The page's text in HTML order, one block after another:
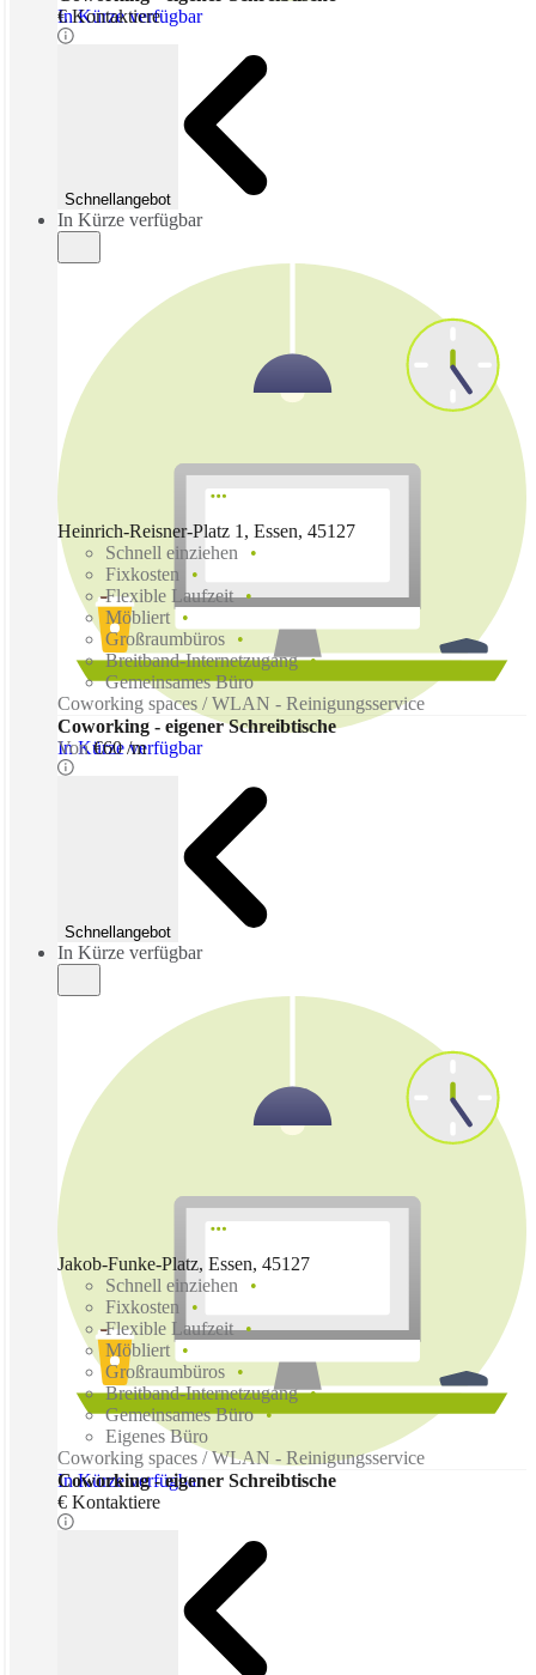
In Kürze verfügbar
€ Kontaktiere
Schnellangebot
In Kürze verfügbar
In Kürze verfügbar
Heinrich-Reisner-Platz 1, Essen, 45127
Schnell einziehen
Fixkosten
Flexible Laufzeit
Möbliert
Großraumbüros
Breitband-Internetzugang
Gemeinsames Büro
Coworking spaces / WLAN - Reinigungsservice
Coworking - eigener Schreibtische
Von €60 /m
Schnellangebot
In Kürze verfügbar
In Kürze verfügbar
Jakob-Funke-Platz, Essen, 45127
Schnell einziehen
Fixkosten
Flexible Laufzeit
Möbliert
Großraumbüros
Breitband-Internetzugang
Gemeinsames Büro
Eigenes Büro
Coworking spaces / WLAN - Reinigungsservice
Coworking - eigener Schreibtische
€ Kontaktiere